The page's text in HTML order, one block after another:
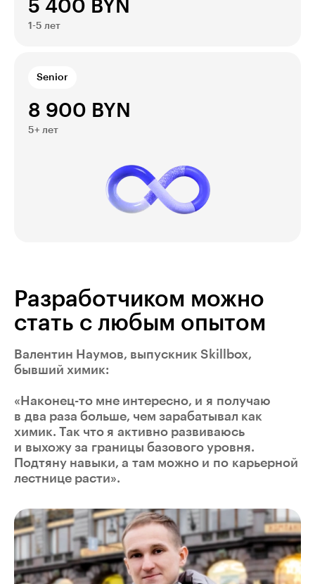
5 400 BYN
1-5 лет
8 900 BYN
Senior
5+ лет
Разработчиком можно
стать с любым опытом
Валентин Наумов, выпускник Skillbox,
бывший химик:
«Наконец-то мне интересно, и я получаю
в два раза больше, чем зарабатывал как
химик. Так что я активно развиваюсь
и выхожу за границы базового уровня.
Подтяну навыки, а там можно и по карьерной
лестнице расти».